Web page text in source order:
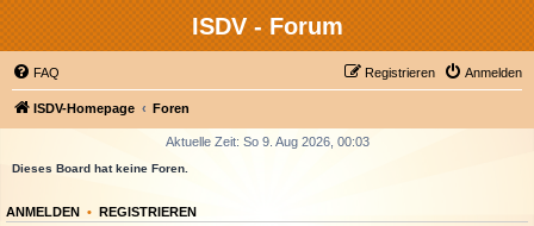
ISDV - Forum
FAQ Anmelden
Registrieren
ISDV-Homepage Foren
Aktuelle Zeit: So 9. Aug 2026, 00:03
Dieses Board hat keine Foren.
ANMELDEN • REGISTRIEREN